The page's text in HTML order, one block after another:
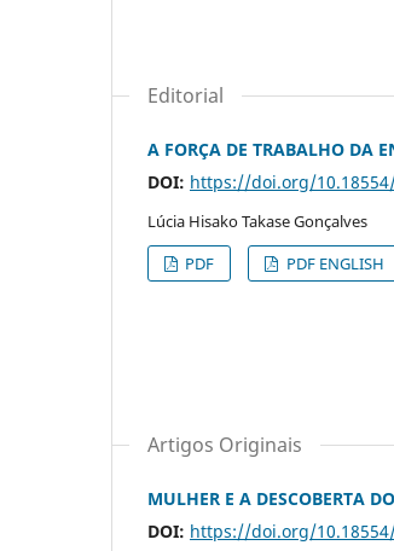
Editorial
A FORÇA DE TRABALHO DA
DOI: https://doi.org/
Lúcia Hisako Takase Gonçalves
PDF
PDF ENGLISH
Artigos Originais
MULHER E A DESCOBERTA
DOI: https://doi.org/